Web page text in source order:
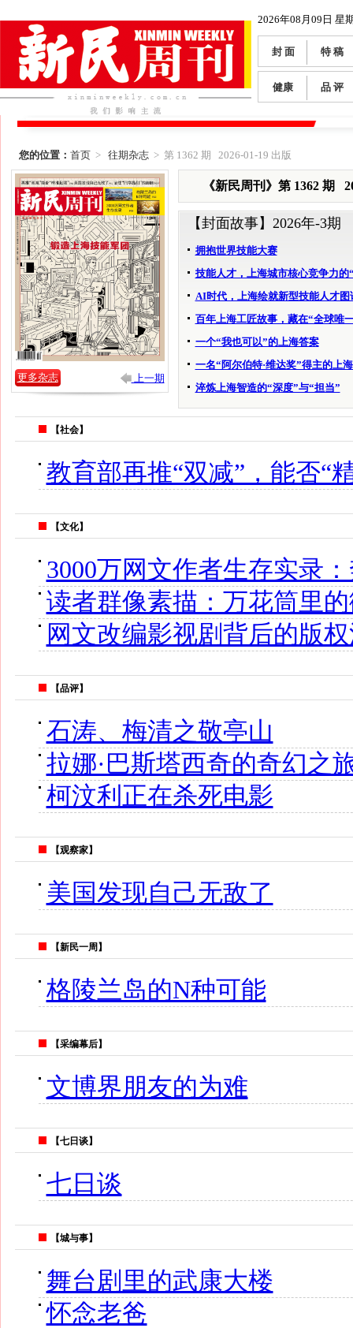
2026年08月09日 星
封 面 特 稿
健康 品 评
您的位置： 首页> 往期杂志> 第 1362 期 2026-01-19 出版
更多杂志 上一期
《新民周刊》第 1362 期
【封面故事】 2026年-3期
拥抱世界技能大赛
技能人才，上海城市核心竞争力的
AI时代，上海绘就新型技能人才图
百年上海工匠故事，藏在“全球唯
一个“我也可以”的上海答案
一名“阿尔伯特·维达奖”得主的上
淬炼上海智造的“深度”与“担当”
【社会】
教育部再推“双减”，能否“
【文化】
3000万网文作者生存实录
读者群像素描：万花筒里
网文改编影视剧背后的版
【品评】
石涛、梅清之敬亭山
拉娜·巴斯塔西奇的奇幻之
柯汶利正在杀死电影
【观察家】
美国发现自己无敌了
【新民一周】
格陵兰岛的N种可能
【采编幕后】
文博界朋友的为难
【七日谈】
七日谈
【城与事】
舞台剧里的武康大楼
怀念老爸